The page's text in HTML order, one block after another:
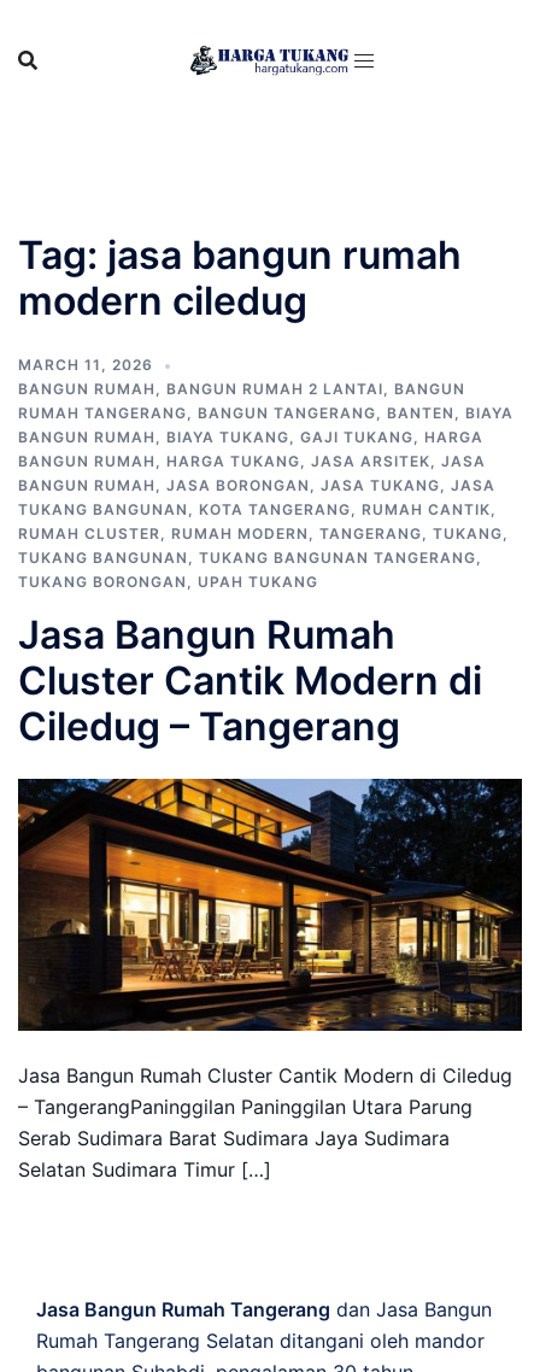
content
Tag: jasa bangun rumah
modern ciledug
MARCH 11, 2026
BANGUN RUMAH , BANGUN RUMAH 2 LANTAI, BANGUN
RUMAH TANGERANG, BANGUN TANGERANG, BANTEN , BIAYA
BANGUN RUMAH , BIAYA TUKANG, GAJI TUKANG, HARGA
BANGUN RUMAH , HARGA TUKANG, JASA ARSITEK, JASA
BANGUN RUMAH , JASA BORONGAN , JASA TUKANG, JASA
TUKANG BANGUNAN , KOTA TANGERANG, RUMAH CANTIK,
RUMAH CLUSTER, RUMAH MODERN , TANGERANG, TUKANG,
TUKANG BANGUNAN , TUKANG BANGUNAN TANGERANG,
TUKANG BORONGAN , UPAH TUKANG
Jasa Bangun Rumah
Cluster Cantik Modern di
Ciledug – Tangerang
Jasa Bangun Rumah Cluster Cantik Modern di Ciledug
– TangerangPaninggilan Paninggilan Utara Parung
Serab Sudimara Barat Sudimara Jaya Sudimara
Selatan Sudimara Timur […]
Jasa Bangun Rumah Tangerang dan Jasa Bangun
Rumah Tangerang Selatan ditangani oleh mandor